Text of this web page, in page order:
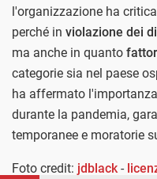
l'organizzazione ha
perché in violazione dei
ma anche in quanto
categorie sia nel paese
ha affermato
durante la pandemia,
temporanee e moratorie
Foto credit: jdblack-